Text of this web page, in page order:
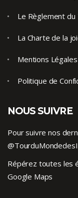
Le Règlement du
La Charte de la
Mentions Légales
Politique de
NOUS SUIVRE
Pour suivre nos
Répérez toutes les
Google Maps